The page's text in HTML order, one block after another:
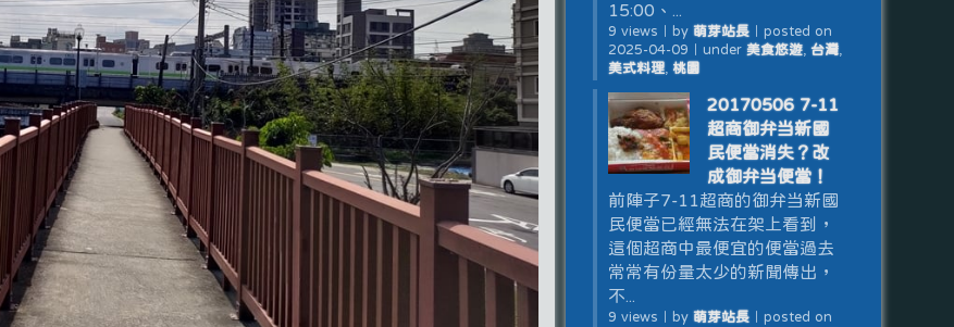
15:00、...
9 views by 萌芽站長｜ posted on
2025-04-09
under 美食悠遊, 台灣,
美式料理, 桃園
20170506 7-11
超商御弁当新國
民便當消失？改
成御弁当便當！
前陣子7-11超商的御弁当新國
民便當已經無法在架上看到，
這個超商中最便宜的便當過去
常常有份量太少的新聞傳出，
不...
9 views by 萌芽站長｜ posted on